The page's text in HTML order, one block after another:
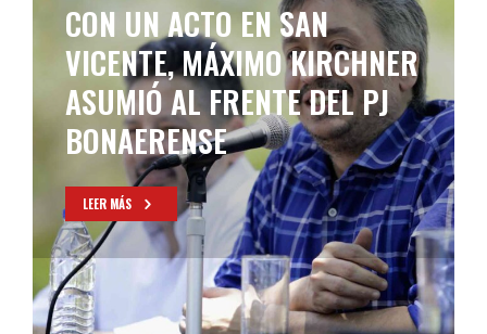
CON UN ACTO EN SAN
VICENTE, MÁXIMO KIRCHNER
ASUMIÓ AL FRENTE DEL PJ
BONAERENSE
LEER MÁS